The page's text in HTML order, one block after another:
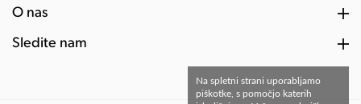
O nas
Sledite nam
Na spletni strani uporabljamo
piškotke, s pomočjo katerih